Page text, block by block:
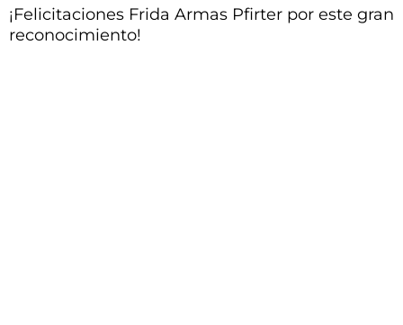
¡Felicitaciones Frida Armas Pfirter por este gran
reconocimiento!